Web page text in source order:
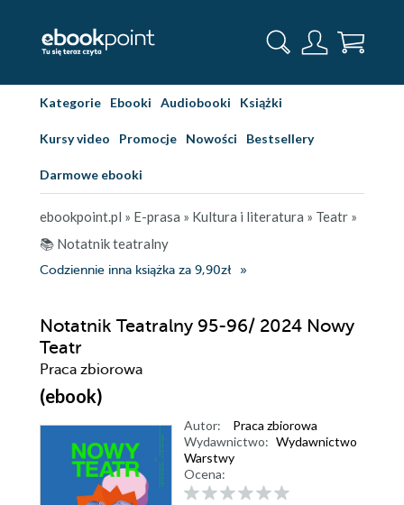
Kategorie Ebooki Audiobooki Książki
Kursy video Promocje Nowości Bestsellery
Darmowe ebooki
ebookpoint.pl » E-prasa » Kultura i literatura » Teatr »
📚 Notatnik teatralny
Codziennie inna książka za 9,90zł
Notatnik Teatralny 95-96/ 2024 Nowy
Teatr
Praca zbiorowa
(ebook)
Autor:
Praca zbiorowa
Wydawnictwo: Wydawnictwo
Warstwy
Ocena: